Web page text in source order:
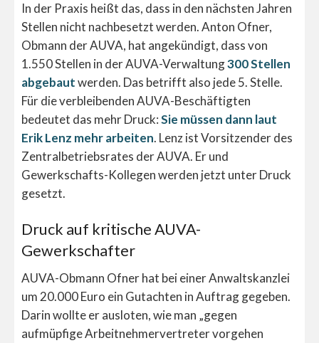
In der Praxis heißt das, dass in den nächsten Jahren
Stellen nicht nachbesetzt werden. Anton Ofner,
Obmann der AUVA, hat angekündigt, dass von
1.550 Stellen in der AUVA-Verwaltung300 Stellen
abgebautwerden. Das betrifft also jede 5. Stelle.
Für die verbleibenden AUVA-Beschäftigten
bedeutet das mehr Druck:Sie müssen dann laut
Erik Lenz mehr arbeiten. Lenz ist Vorsitzender des
Zentralbetriebsrates der AUVA. Er und
Gewerkschafts-Kollegen werden jetzt unter Druck
gesetzt.
Druck auf kritische AUVA-
Gewerkschafter
AUVA-Obmann Ofner hat bei einer Anwaltskanzlei
um 20.000 Euro ein Gutachten in Auftrag gegeben.
Darin wollte er ausloten, wie man „gegen
aufmüpfige Arbeitnehmervertreter vorgehen